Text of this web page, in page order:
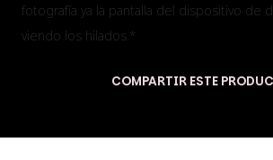
fotografía ya la pantalla del dispositivo de
viendo los hilados.*
COMPARTIR ESTE